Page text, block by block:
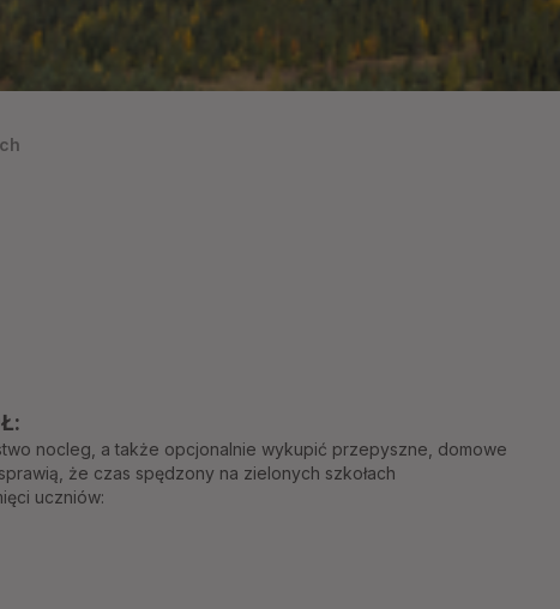
nocleg, a także opcjonalnie wykupić przepyszne, domowe
że czas spędzony na zielonych szkołach
uczniów: